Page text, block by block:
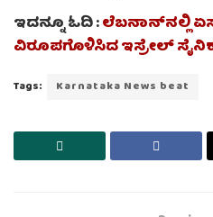
ಇದನ್ನೂ ಓದಿ :ಲೆಬನಾನ್‌ನಲ್ಲಿ
ವಿರೂಪಗೊಳಿಸಿದ ಇಸ್ರೇಲ್ ಸೈನಿಕ
Tags: Karnataka News beat